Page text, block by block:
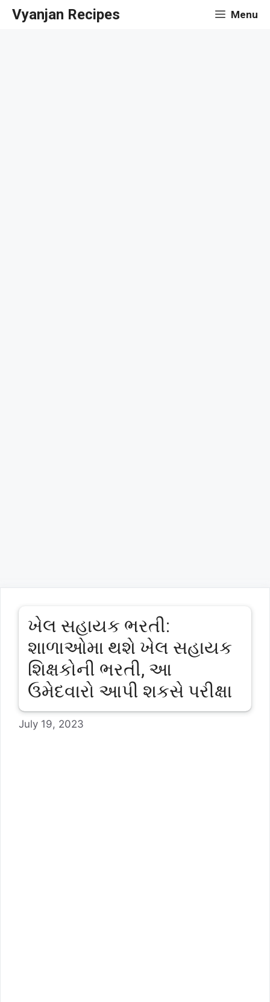
SkipVyanjan Recipes Menu
ખેલ સહાયક ભરતી:
શાળાઓમા થશે ખેલ સહાયક
શિક્ષકોની ભરતી, આ
ઉમેદવારો આપી શકસે પરીક્ષા
July 19, 2023